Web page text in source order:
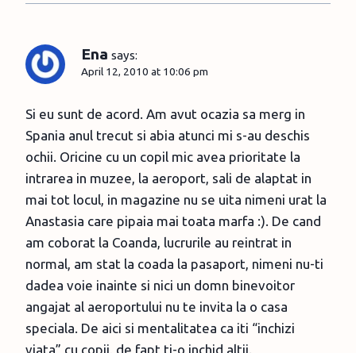
Ena says:
April 12, 2010 at 10:06 pm
Si eu sunt de acord. Am avut ocazia sa merg in
Spania anul trecut si abia atunci mi s-au deschis
ochii. Oricine cu un copil mic avea prioritate la
intrarea in muzee, la aeroport, sali de alaptat in
mai tot locul, in magazine nu se uita nimeni urat la
Anastasia care pipaia mai toata marfa :). De cand
am coborat la Coanda, lucrurile au reintrat in
normal, am stat la coada la pasaport, nimeni nu-ti
dadea voie inainte si nici un domn binevoitor
angajat al aeroportului nu te invita la o casa
speciala. De aici si mentalitatea ca iti “inchizi
viata” cu copii, de fapt ti-o inchid altii.